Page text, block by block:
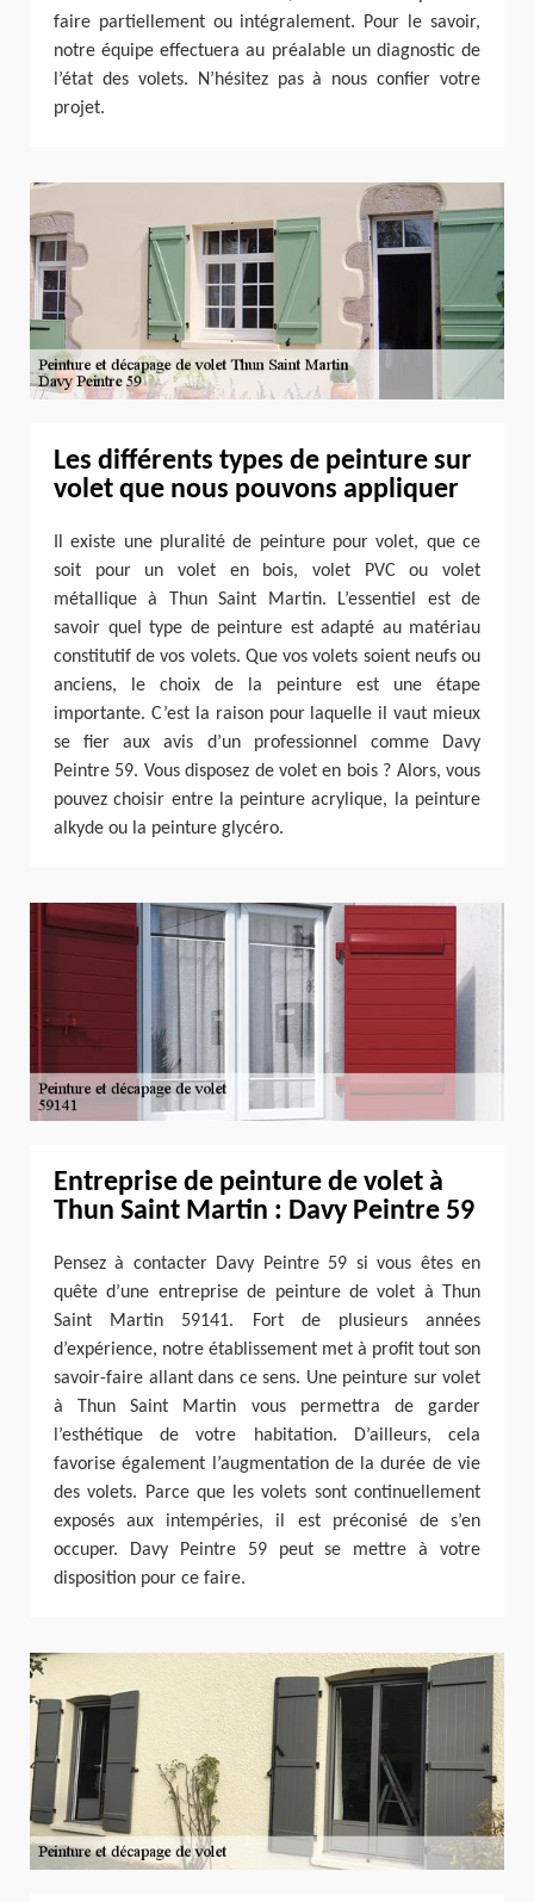
faire partiellement ou intégralement. Pour le savoir,
notre équipe effectuera au préalable un diagnostic de
l’état des volets. N’hésitez pas à nous confier votre
projet.
Les différents types de peinture sur
volet que nous pouvons appliquer
Il existe une pluralité de peinture pour volet, que ce
soit pour un volet en bois, volet PVC ou volet
métallique à Thun Saint Martin. L’essentiel est de
savoir quel type de peinture est adapté au matériau
constitutif de vos volets. Que vos volets soient neufs ou
anciens, le choix de la peinture est une étape
importante. C’est la raison pour laquelle il vaut mieux
se fier aux avis d’un professionnel comme Davy
Peintre 59. Vous disposez de volet en bois ? Alors, vous
pouvez choisir entre la peinture acrylique, la peinture
alkyde ou la peinture glycéro.
Entreprise de peinture de volet à
Thun Saint Martin : Davy Peintre 59
Pensez à contacter Davy Peintre 59 si vous êtes en
quête d’une entreprise de peinture de volet à Thun
Saint Martin 59141. Fort de plusieurs années
d’expérience, notre établissement met à profit tout son
savoir-faire allant dans ce sens. Une peinture sur volet
à Thun Saint Martin vous permettra de garder
l’esthétique de votre habitation. D’ailleurs, cela
favorise également l’augmentation de la durée de vie
des volets. Parce que les volets sont continuellement
exposés aux intempéries, il est préconisé de s’en
occuper. Davy Peintre 59 peut se mettre à votre
disposition pour ce faire.